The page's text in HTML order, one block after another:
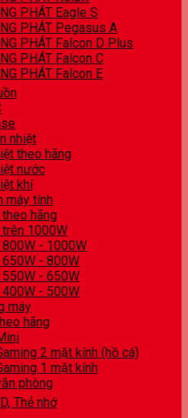
PHÁT Eagle S
PHÁT Pegasus A
PHÁT Falcon D Plus
PHÁT Falcon C
PHÁT Falcon E
nhiệt
theo hãng
nước
khí
máy tính
hãng
trên 1000W
800W - 1000W
650W - 800W
550W - 650W
400W - 500W
máy
hãng
2 mặt kính (hồ cá)
1 mặt kính
phòng
Thẻ nhớ